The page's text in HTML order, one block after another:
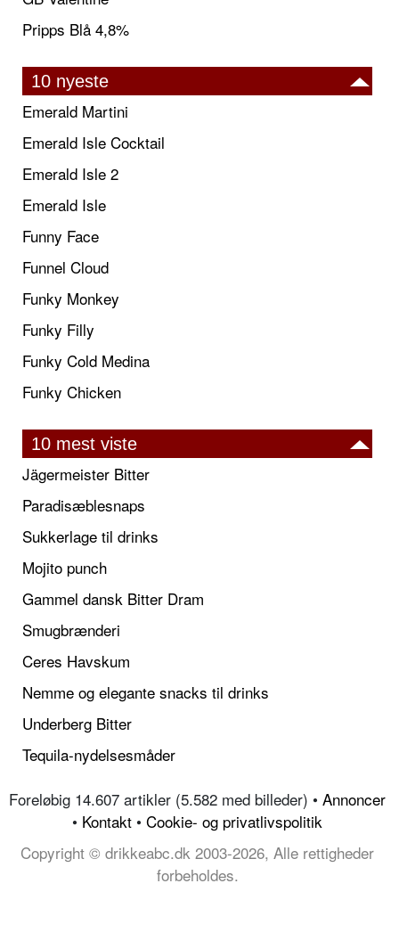
Pripps Blå 4,8%
10 nyeste
Emerald Martini
Emerald Isle Cocktail
Emerald Isle 2
Emerald Isle
Funny Face
Funnel Cloud
Funky Monkey
Funky Filly
Funky Cold Medina
Funky Chicken
10 mest viste
Jägermeister Bitter
Paradisæblesnaps
Sukkerlage til drinks
Mojito punch
Gammel dansk Bitter Dram
Smugbrænderi
Ceres Havskum
Nemme og elegante snacks til drinks
Underberg Bitter
Tequila-nydelsesmåder
Foreløbig 14.607 artikler (5.582 med billeder) • Annoncer
• Kontakt • Cookie- og privatlivspolitik
Copyright © drikkeabc.dk 2003-2026, Alle rettigheder
forbeholdes.